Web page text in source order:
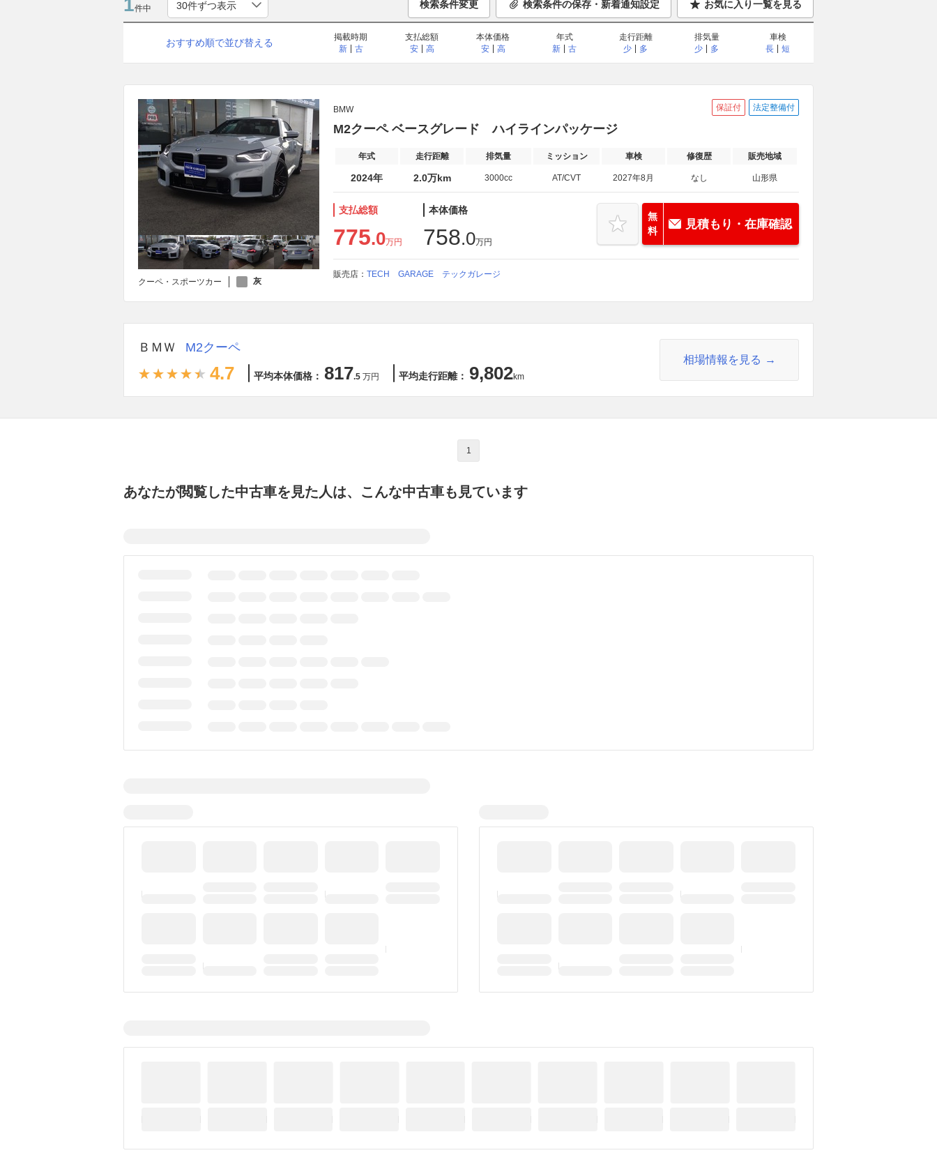
1件中 検索条件変更 検索条件の保存・新着通知設定 お気に入り一覧を見る
おすすめ順で並び替える
掲載時期
新
古
支払総額
安
高
本体価格
安
高
年式
新
古
走行距離
少
多
排気量
少
多
車検
長
短
クーペ・スポーツカー 灰
BMW 保証付 法定整備付
M2クーペ ベースグレード ハイラインパッケージ
年式 走行距離 排気量 ミッション 車検 修復歴 販売地域
2024年 2.0万km 3000cc AT/CVT 2027年8月 なし 山形県
支払総額
775.0万円
本体価格
758.0万円
無
料
見積もり・在庫確認
販売店： TECH GARAGE テックガレージ
ＢＭＷ M2クーペ
4.7 平均本体価格： 817.5 万円 平均走行距離： 9,802km
相場情報を見る
1
あなたが閲覧した中古車を見た人は、こんな中古車も見ています